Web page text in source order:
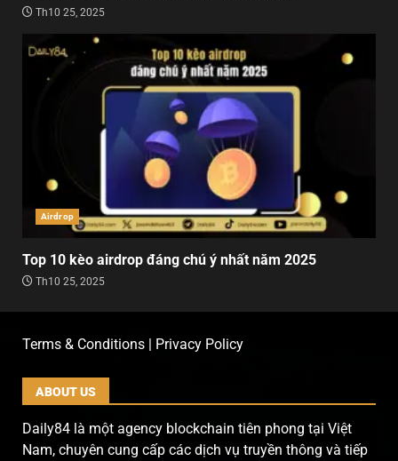
Th10 25, 2025
Airdrop
Top 10 kèo airdrop đáng chú ý nhất năm 2025
Th10 25, 2025
Terms & Conditions | Privacy Policy
ABOUT US
Daily84 là một agency blockchain tiên phong tại Việt
Nam, chuyên cung cấp các dịch vụ truyền thông và tiếp